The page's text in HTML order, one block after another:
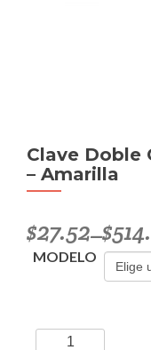
Clave Doble
– Amarilla
$27.52–$
MODELO
Clave